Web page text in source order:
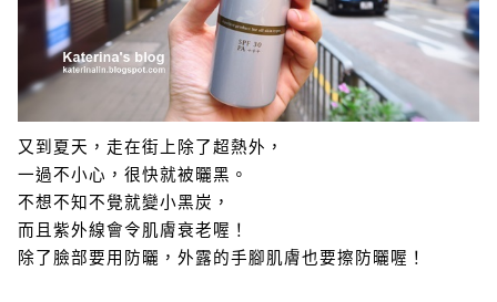
又到夏天，走在街上除了超熱外，
一過不小心，很快就被曬黑。
不想不知不覺就變小黑炭，
而且紫外線會令肌膚衰老喔！
除了臉部要用防曬，外露的手腳肌膚也要擦防曬喔！